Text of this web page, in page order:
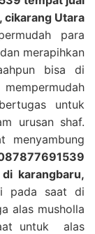
cikarang Utara
para
merapihkan
bisa di
untuk
urusan shaf.
karangbaru,
pada saat di
alas musholla
untuk alas